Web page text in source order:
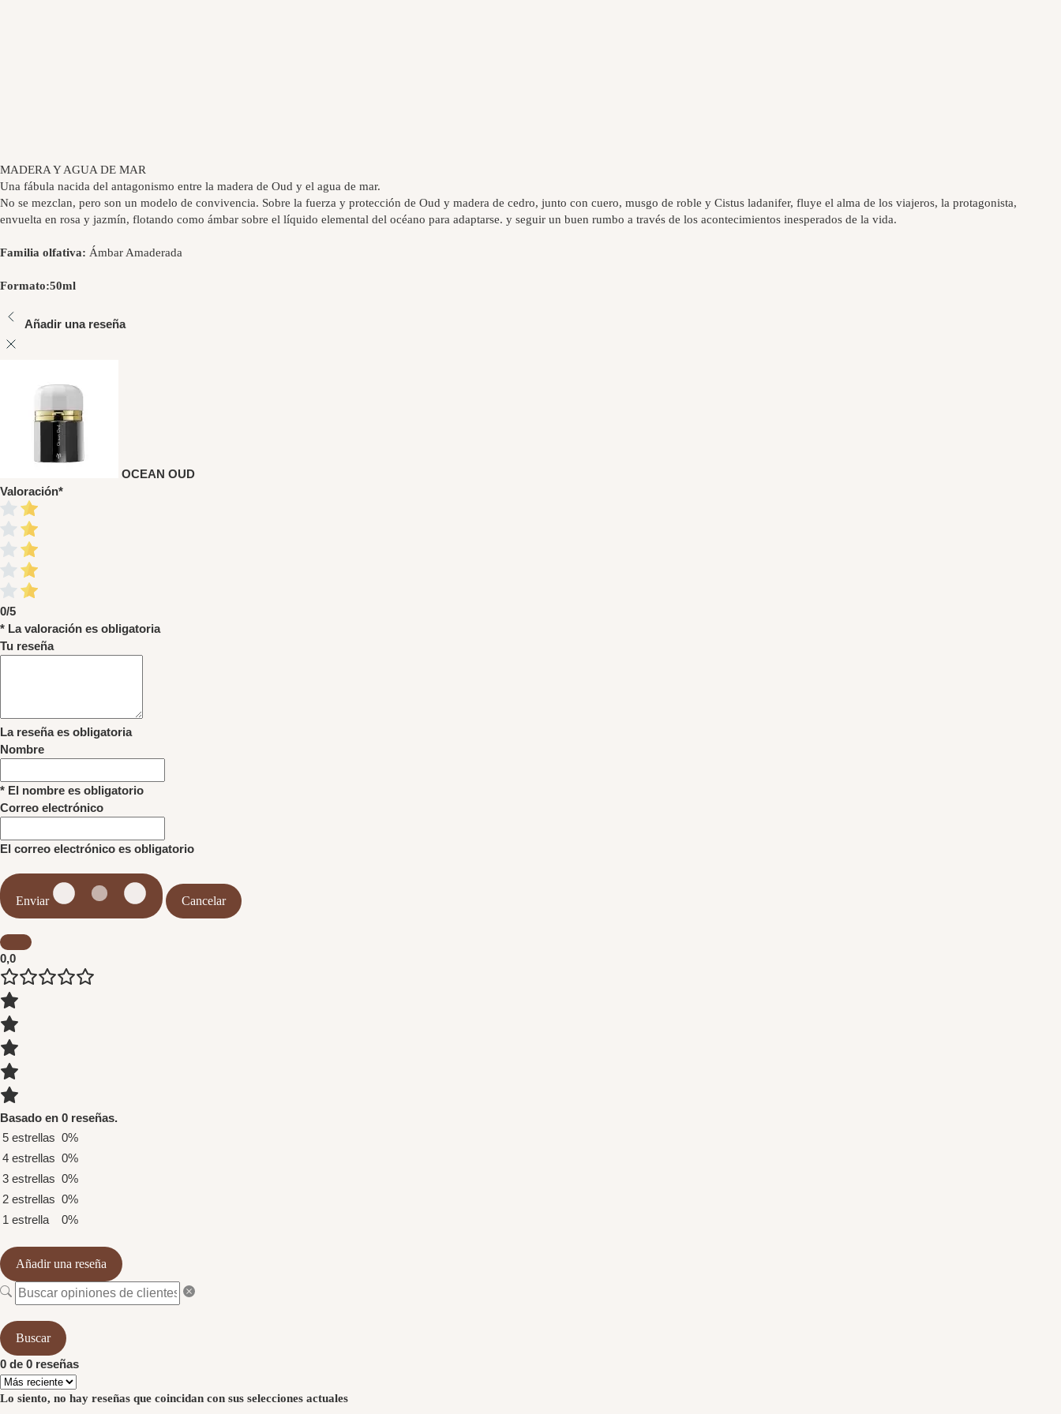
MADERA Y AGUA DE MAR
Una fábula nacida del antagonismo entre la madera de Oud y el agua de mar.
No se mezclan, pero son un modelo de convivencia. Sobre la fuerza y protección de Oud y madera de cedro, junto con cuero, musgo de roble y Cistus ladanifer, fluye el alma de los viajeros, la protagonista,
envuelta en rosa y jazmín, flotando como ámbar sobre el líquido elemental del océano para adaptarse. y seguir un buen rumbo a través de los acontecimientos inesperados de la vida.
Familia olfativa: Ámbar Amaderada
Formato:50ml
Añadir una reseña
OCEAN OUD
Valoración*
0/5
* La valoración es obligatoria
Tu reseña
La reseña es obligatoria
Nombre
* El nombre es obligatorio
Correo electrónico
El correo electrónico es obligatorio
Enviar Cancelar
0,0
Basado en 0 reseñas.
5 estrellas 0%
4 estrellas 0%
3 estrellas 0%
2 estrellas 0%
1 estrella
0%
Añadir una reseña
Buscar
0 de 0 reseñas
Lo siento, no hay reseñas que coincidan con sus selecciones actuales